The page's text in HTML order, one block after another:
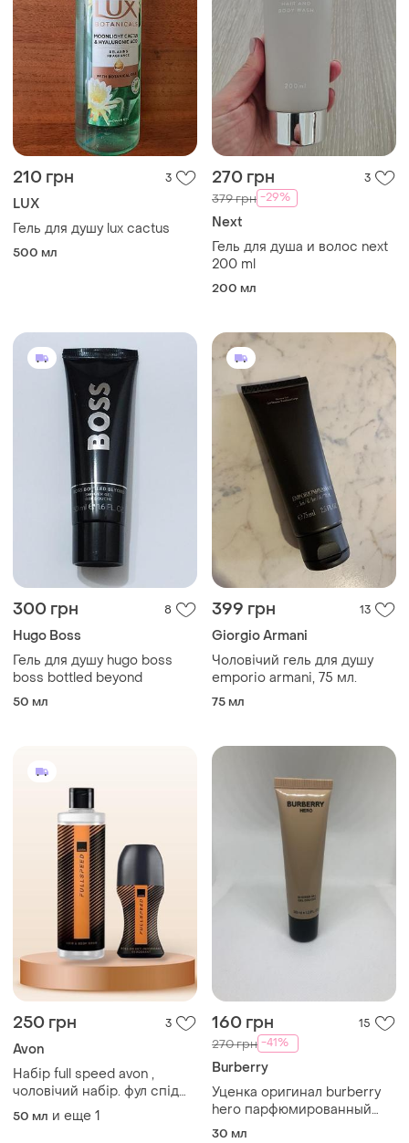
210 грн 3
LUX
Гель для душу lux cactus
500 мл
270 грн 3
379 грн -29%
Next
Гель для душа и волос next
200 ml
200 мл
300 грн 8
Hugo Boss
Гель для душу hugo boss
boss bottled beyond
50 мл
399 грн 13
Giorgio Armani
Чоловічий гель для душу
emporio armani, 75 мл.
75 мл
250 грн 3
Avon
Набір full speed avon ,
чоловічий набір. фул спід
новинка 2 в 1
50 мл и еще 1
160 грн 15
270 грн -41%
Burberry
Уценка оригинал burberry
hero парфюмированный
шампунь/гель для душа
30 мл